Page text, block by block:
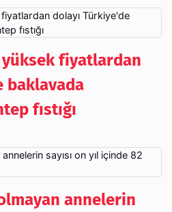
yüksek fiyatlardan
baklavada
fıstığı
annelerin